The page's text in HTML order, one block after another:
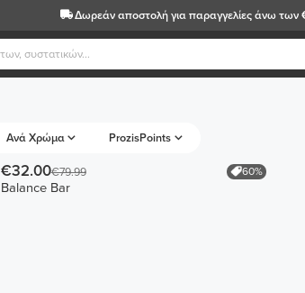
Δωρεάν αποστολήγια παραγγελίες άνω
Ανά Χρώμα ProzisPoints
€32.00€79.99 60%
Balance Bar